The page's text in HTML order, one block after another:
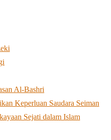
Al-Bashri
Keperluan Saudara Seiman
Sejati dalam Islam